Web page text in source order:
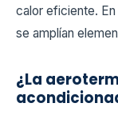
calor eficiente.
se amplían
¿La